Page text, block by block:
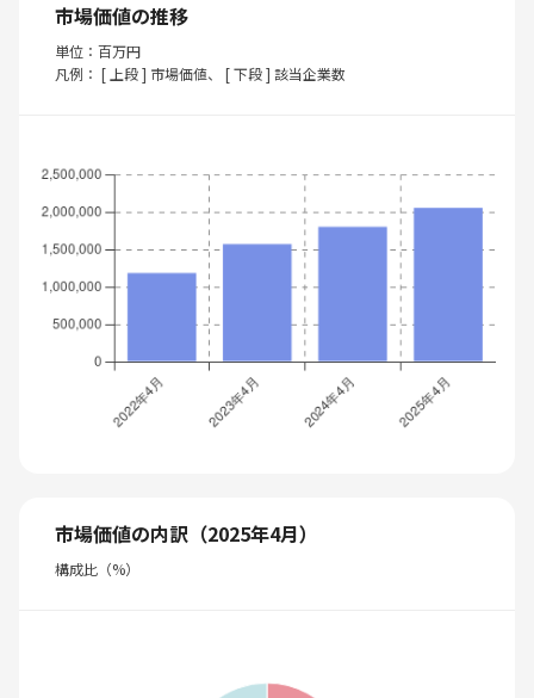
市場価値の推移
単位：百万円
凡例： [ 上段 ] 市場価値、 [ 下段 ] 該当企業数
市場価値の内訳（2025年4月）
構成比（%）